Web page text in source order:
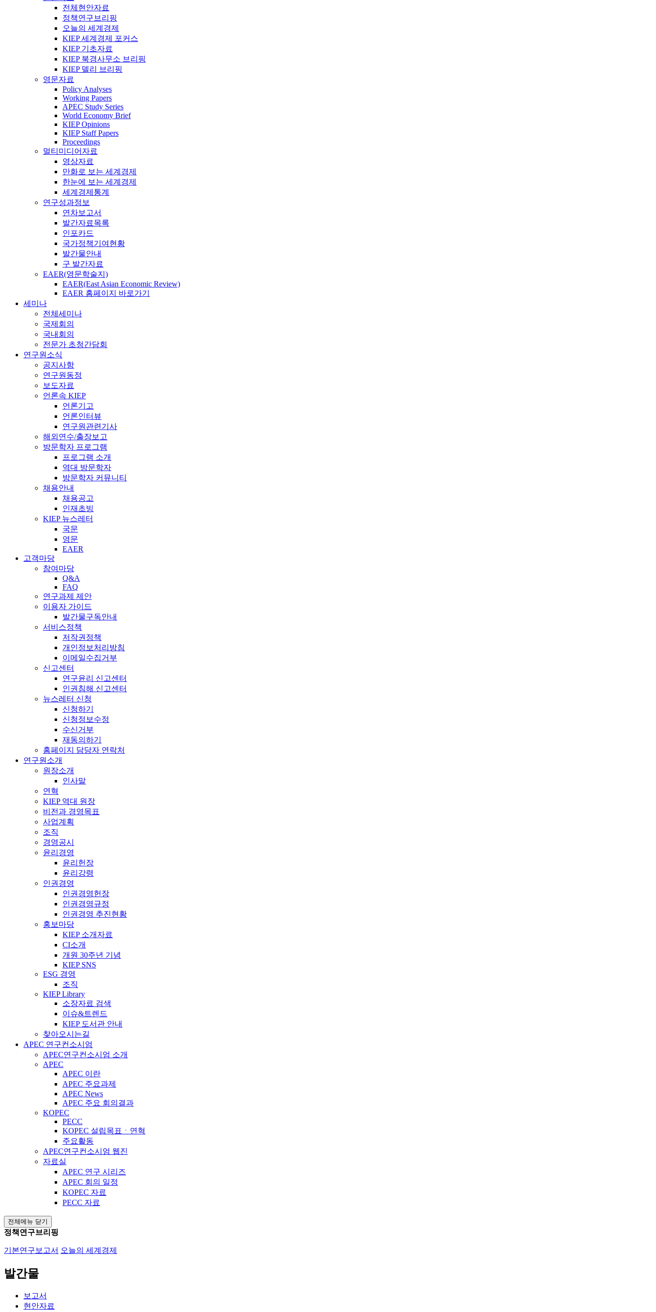
전체현안자료
정책연구브리핑
오늘의 세계경제
KIEP 세계경제 포커스
KIEP 기초자료
KIEP 북경사무소 브리핑
KIEP 델리 브리핑
영문자료
Policy Analyses
Working Papers
APEC Study Series
World Economy Brief
KIEP Opinions
KIEP Staff Papers
Proceedings
멀티미디어자료
영상자료
만화로 보는 세계경제
한눈에 보는 세계경제
세계경제통계
연구성과정보
연차보고서
발간자료목록
인포카드
국가정책기여현황
발간물안내
구 발간자료
EAER(영문학술지)
EAER(East Asian Economic Review)
EAER 홈페이지 바로가기
세미나
전체세미나
국제회의
국내회의
전문가 초청간담회
연구원소식
공지사항
연구원동정
보도자료
언론속 KIEP
언론기고
언론인터뷰
연구원관련기사
해외연수/출장보고
방문학자 프로그램
프로그램 소개
역대 방문학자
방문학자 커뮤니티
채용안내
채용공고
인재초빙
KIEP 뉴스레터
국문
영문
EAER
고객마당
참여마당
Q&A
FAQ
연구과제 제안
이용자 가이드
발간물구독안내
서비스정책
저작권정책
개인정보처리방침
이메일수집거부
신고센터
연구윤리 신고센터
인권침해 신고센터
뉴스레터 신청
신청하기
신청정보수정
수신거부
재동의하기
홈페이지 담당자 연락처
연구원소개
원장소개
인사말
연혁
KIEP 역대 원장
비전과 경영목표
사업계획
조직
경영공시
윤리경영
윤리헌장
윤리강령
인권경영
인권경영헌장
인권경영규정
인권경영 추진현황
홍보마당
KIEP 소개자료
CI소개
개원 30주년 기념
KIEP SNS
ESG 경영
조직
KIEP Library
소장자료 검색
이슈&트렌드
KIEP 도서관 안내
찾아오시는길
APEC 연구컨소시엄
APEC연구컨소시엄 소개
APEC
APEC 이란
APEC 주요과제
APEC News
APEC 주요 회의결과
KOPEC
PECC
KOPEC 설립목표ㆍ연혁
주요활동
APEC연구컨소시엄 웹진
자료실
APEC 연구 시리즈
APEC 회의 일정
KOPEC 자료
PECC 자료
전체메뉴 닫기
정책연구브리핑
기본연구보고서 오늘의 세계경제
발간물
보고서
현안자료